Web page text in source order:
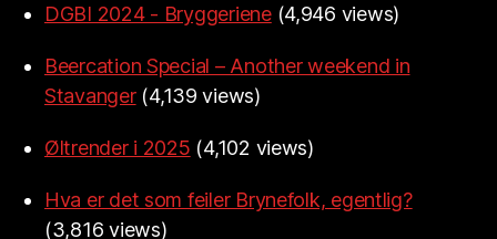
DGBI 2024 - Bryggeriene (4,946 views)
Beercation Special – Another weekend in
Stavanger (4,139 views)
Øltrender i 2025 (4,102 views)
Hva er det som feiler Brynefolk, egentlig?
(3,816 views)